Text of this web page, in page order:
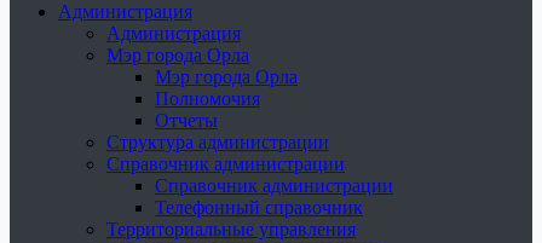
Администрация
Администрация
Мэр города Орла
Мэр города Орла
Полномочия
Отчеты
Структура администрации
Справочник администрации
Справочник администрации
Телефонный справочник
Территориальные управления